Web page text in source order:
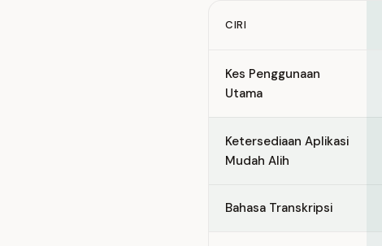
CIRI
Kes Penggunaan
Utama
Ketersediaan Aplikasi
Mudah Alih
Bahasa Transkripsi